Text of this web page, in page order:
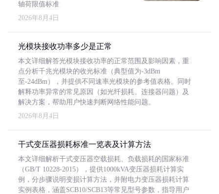
轴荷限值标准
2026年8月4日
光模块接收功率多少是正常
本文详细解答光模块接收功率的正常范围及影响因素，重
点分析千兆光模块的收光标准（典型值为-3dBm
至-24dBm），并提供不同速率光模块的参考值表格。同时
解释功率异常的常见原因（如光纤损耗、连接器问题）及
解决方案，帮助用户快速判断网络性能问题。
2026年8月4日
干式变压器损耗标准一览表及计算方法
本文详细解析干式变压器空载损耗、负载损耗的国家标准
（GB/T 10228-2015），提供1000kVA变压器损耗计算实
例，分步骤说明变损计算方法，并附电力变压器损耗计算
实例表格，涵盖SCB10/SCB13等常见型号参数，指导用户